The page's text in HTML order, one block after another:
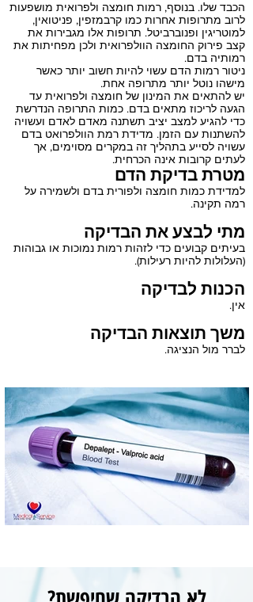
הכבד שלו. בנוסף, רמות חומצה ולפרואית מושפעות
לרוב מתרופות אחרות כמו קרבמזפין, פניטואין,
למוטריגין ופנוברביטל. תרופות אלו מגבירות את
קצב פירוק החומצה הוולפרואית ולכן מפחיתות את
רמותיה בדם.
ניטור רמות הדם עשוי להיות חשוב יותר כאשר
מישהו נוטל יותר מתרופה אחת.
יש להתאים את המינון של חומצה ולפרואית עד
הגעה לריכוז מתאים בדם. כמות התרופה הנדרשת
כדי להגיע למצב יציב תשתנה מאדם לאדם ועשויה
להשתנות עם הזמן. מדידת רמת הוולפרואט בדם
עשויה לסייע בתהליך זה במקרים מסוימים, אך
לעתים קרובות אינה הכרחית.
מטרת בדיקת הדם
למדידת כמות חומצה ולפורית בדם ולשמירה על
רמה תקינה.
מתי לבצע את הבדיקה
בעיתים קבועים כדי לזהות רמות נמוכות או גבוהות
(העלולות להיות רעילות).
הכנות לבדיקה
אין.
משך תוצאות הבדיקה
לברר מול הנציגה.